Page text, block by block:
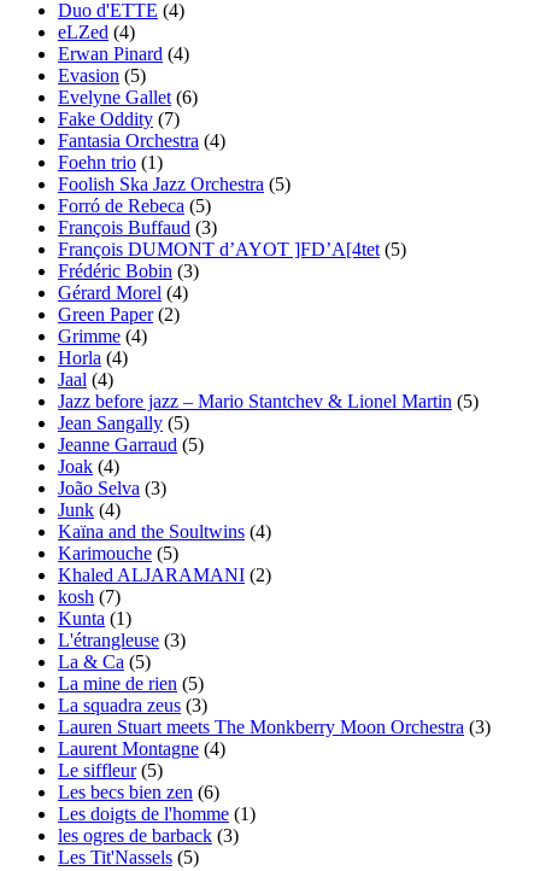
Duo d'ETTE (4)
eLZed (4)
Erwan Pinard (4)
Evasion (5)
Evelyne Gallet (6)
Fake Oddity (7)
Fantasia Orchestra (4)
Foehn trio (1)
Foolish Ska Jazz Orchestra (5)
Forró de Rebeca (5)
François Buffaud (3)
François DUMONT d’AYOT ]FD’A[4tet (5)
Frédéric Bobin (3)
Gérard Morel (4)
Green Paper(2)
Grimme (4)
Horla (4)
Jaal (4)
Jazz before jazz – Mario Stantchev & Lionel Martin (5)
Jean Sangally (5)
Jeanne Garraud (5)
Joak (4)
João Selva (3)
Junk (4)
Kaïna and the Soultwins (4)
Karimouche (5)
Khaled ALJARAMANI (2)
kosh (7)
Kunta (1)
L'étrangleuse (3)
La & Ca (5)
La mine de rien (5)
La squadra zeus (3)
Lauren Stuart meets The Monkberry Moon Orchestra (3)
Laurent Montagne (4)
Le siffleur(5)
Les becs bien zen (6)
Les doigts de l'homme (1)
les ogres de barback (3)
Les Tit'Nassels (5)